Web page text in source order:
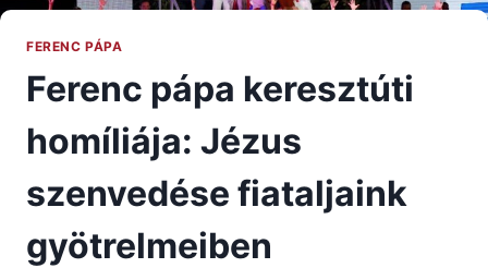
FERENC PÁPA
Ferenc pápa keresztúti
homíliája: Jézus
szenvedése fiataljaink
gyötrelmeiben